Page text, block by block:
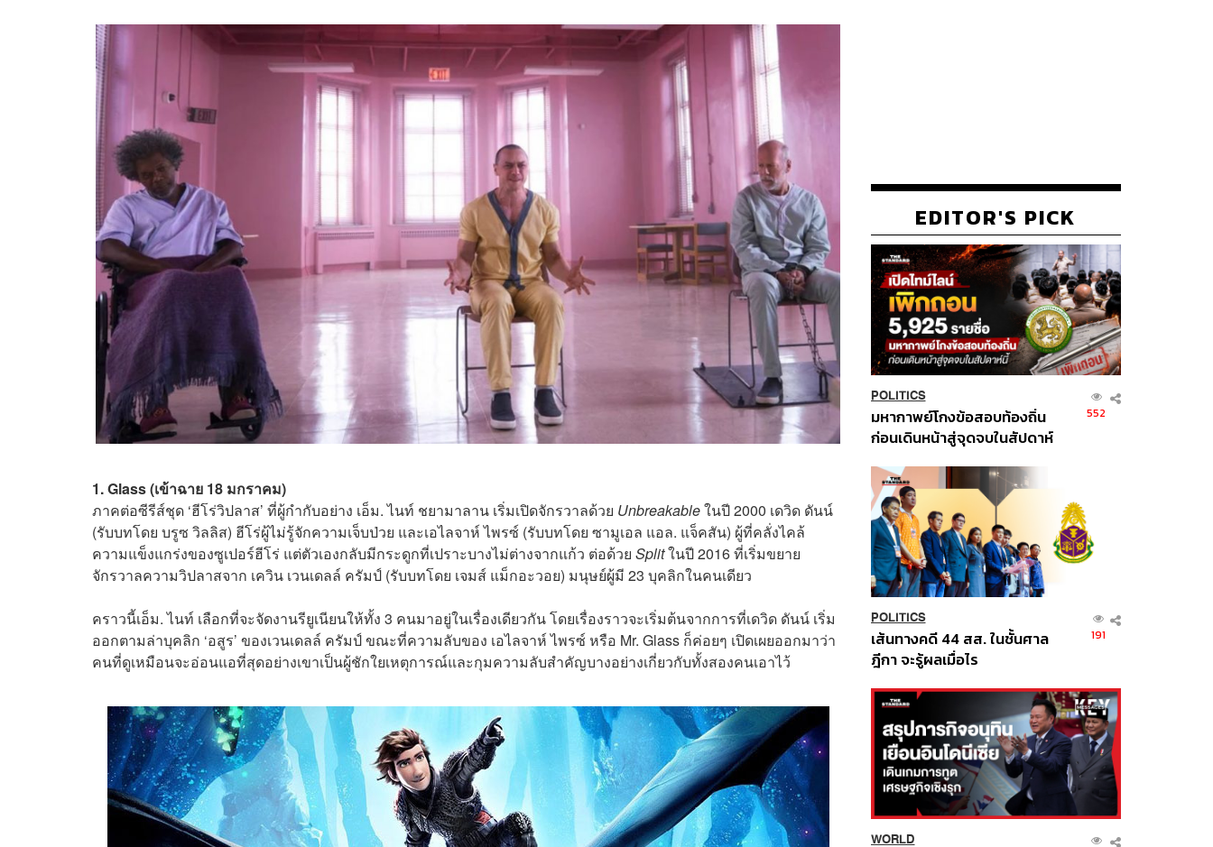
1. Glass (เข้าฉาย 18 มกราคม)
ภาคต่อซีรีส์ชุด ‘ฮีโร่วิปลาส’ ที่ผู้กำกับอย่าง เอ็ม. ไนท์ ชยามาลาน เริ่มเปิดจักรวาลด้วย Unbreakableในปี 2000 เดวิด ดันน์
(รับบทโดย บรูซ วิลลิส) ฮีโร่ผู้ไม่รู้จักความเจ็บป่วย และเอไลจาห์ ไพรซ์ (รับบทโดย ซามูเอล แอล. แจ็คสัน) ผู้ที่คลั่งไคล้
ความแข็งแกร่งของซูเปอร์ฮีโร่ แต่ตัวเองกลับมีกระดูกที่เปราะบางไม่ต่างจากแก้ว ต่อด้วย Splitในปี 2016 ที่เริ่มขยาย
จักรวาลความวิปลาสจาก เควิน เวนเดลล์ ครัมป์ (รับบทโดย เจมส์ แม็กอะวอย) มนุษย์ผู้มี 23 บุคลิกในคนเดียว
คราวนี้เอ็ม. ไนท์ เลือกที่จะจัดงานรียูเนียนให้ทั้ง 3 คนมาอยู่ในเรื่องเดียวกัน โดยเรื่องราวจะเริ่มต้นจากการที่เดวิด ดันน์ เริ่ม
ออกตามล่าบุคลิก ‘อสูร’ ของเวนเดลล์ ครัมป์ ขณะที่ความลับของ เอไลจาห์ ไพรซ์ หรือ Mr. Glass ก็ค่อยๆ เปิดเผยออกมาว่า
คนที่ดูเหมือนจะอ่อนแอที่สุดอย่างเขาเป็นผู้ชักใยเหตุการณ์และกุมความลับสำคัญบางอย่างเกี่ยวกับทั้งสองคนเอาไว้
EDITOR'S PICK
POLITICS
มหากาพย์โกงข้อสอบท้องถิ่น
ก่อนเดินหน้าสู่จุดจบในสัปดาห์
552
POLITICS
เส้นทางคดี 44 สส. ในชั้นศาล
ฎีกา จะรู้ผลเมื่อไร
191
WORLD